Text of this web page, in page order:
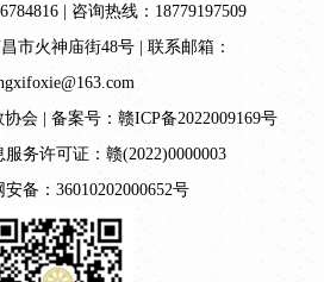
| 咨询热线：18779197509
市火神庙街48号 | 联系邮箱：
会 | 备案号： 赣ICP备2022009169号
务许可证：赣(2022)0000003
备：36010202000652号